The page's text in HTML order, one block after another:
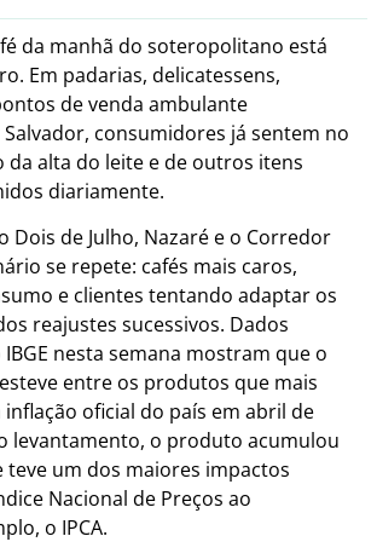
da manhã do soteropolitano está
Em padarias, delicatessens,
de venda ambulante
consumidores já sentem no
da alta do leite e de outros itens
diariamente.
Dois de Julho, Nazaré e o Corredor
se repete: cafés mais caros,
e clientes tentando adaptar os
reajustes sucessivos. Dados
nesta semana mostram que o
entre os produtos que mais
oficial do país em abril de
levantamento, o produto acumulou
teve um dos maiores impactos
Nacional de Preços ao
o IPCA.